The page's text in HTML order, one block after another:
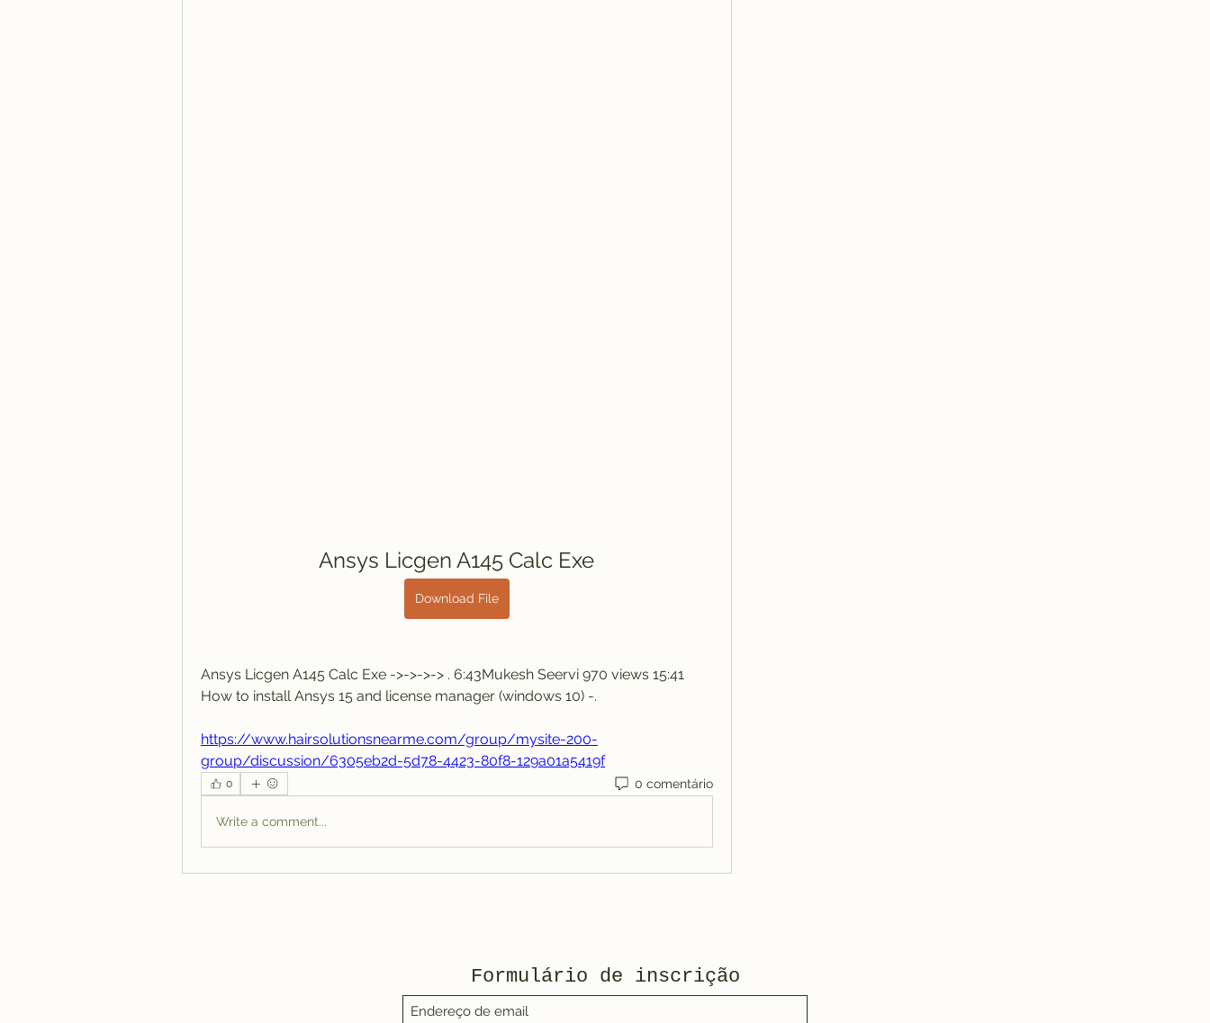
Ansys Licgen A145 Calc Exe
Download File
Ansys Licgen A145 Calc Exe ->->->-> . 6:43Mukesh Seervi 970 views 15:41
How to install Ansys 15 and license manager (windows 10) -.
https://www.hairsolutionsnearme.com/group/mysite-200-
group/discussion/6305eb2d-5d78-4423-80f8-129a01a5419f
0 0 comentário
Write a comment...
Formulário de inscrição